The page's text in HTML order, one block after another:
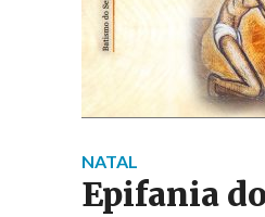
NATAL
Epifania